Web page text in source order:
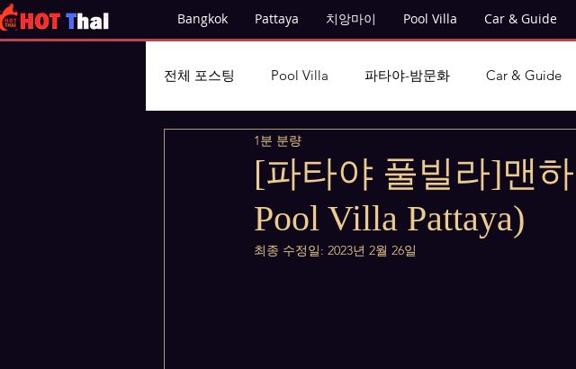
Bangkok Pattaya 치앙마이 Pool Villa Car & Guide
전체 포스팅 Pool Villa 파타야-밤문화 Car & Guide
[파타야 풀빌라]맨
Pool Villa Pattaya)
1분 분량
최종 수정일: 2023년 2월 26일